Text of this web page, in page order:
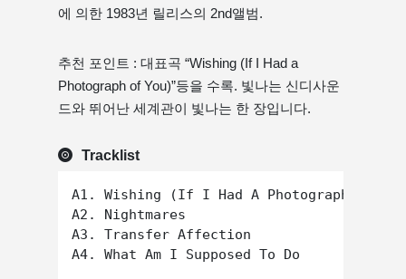
에 의한 1983년 릴리스의 2nd앨범.
추천 포인트 : 대표곡 “Wishing (If I Had a
Photograph of You)”등을 수록. 빛나는 신디사운
드와 뛰어난 세계관이 빛나는 한 장입니다.
Tracklist
A1. Wishing (If I Had A Photograph Of
A2. Nightmares
A3. Transfer Affection
A4. What Am I Supposed To Do